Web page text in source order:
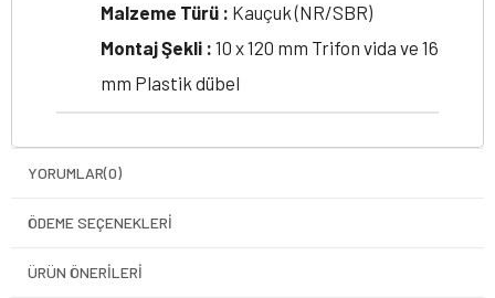
Malzeme Türü : Kauçuk (NR/SBR)
Montaj Şekli : 10 x 120 mm Trifon vida ve 16
mm Plastik dübel
YORUMLAR(0)
ÖDEME SEÇENEKLERI
ÜRÜN ÖNERILERI